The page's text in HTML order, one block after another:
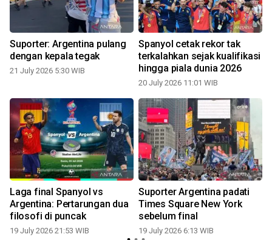
Suporter: Argentina pulang
dengan kepala tegak
21 July 2026 5:30 WIB
Spanyol cetak rekor tak
terkalahkan sejak kualifikasi
hingga piala dunia 2026
20 July 2026 11:01 WIB
Laga final Spanyol vs
Argentina: Pertarungan dua
filosofi di puncak
19 July 2026 21:53 WIB
Suporter Argentina padati
Times Square New York
sebelum final
19 July 2026 6:13 WIB